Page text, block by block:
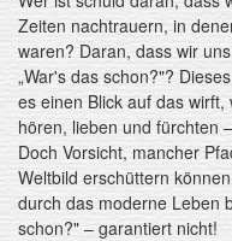
Zeiten nachtrauern, in
waren? Daran, dass wir
„War's das schon?"?
es einen Blick auf das
hören, lieben und fürchten
Doch Vorsicht, mancher
Weltbild erschüttern
durch das moderne Leben
schon?" – garantiert nicht!